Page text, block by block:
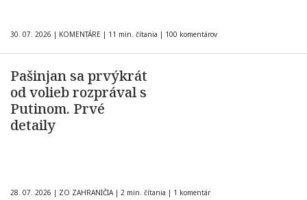
30. 07. 2026 | KOMENTÁRE | 11 min. čítania | 100 komentárov
Pašinjan sa prvýkrát
od volieb rozprával s
Putinom. Prvé
detaily
28. 07. 2026 | ZO ZAHRANIČIA | 2 min. čítania | 1 komentár